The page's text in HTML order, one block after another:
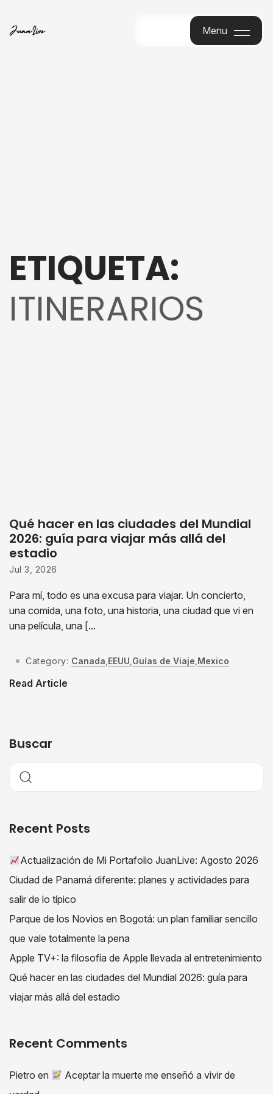
Menu
ETIQUETA:
ITINERARIOS
Qué hacer en las ciudades del Mundial
2026: guía para viajar más allá del
estadio
Jul 3, 2026
Para mí, todo es una excusa para viajar. Un concierto,
una comida, una foto, una historia, una ciudad que vi en
una película, una [...
Category: Canada EEUU Guías de Viaje Mexico
Read Article
Buscar
Recent Posts
Actualización de Mi Portafolio JuanLive: Agosto 2026
Ciudad de Panamá diferente: planes y actividades para
salir de lo típico
Parque de los Novios en Bogotá: un plan familiar sencillo
que vale totalmente la pena
Apple TV+: la filosofía de Apple llevada al entretenimiento
Qué hacer en las ciudades del Mundial 2026: guía para
viajar más allá del estadio
Recent Comments
Pietro en
Aceptar la muerte me enseñó a vivir de